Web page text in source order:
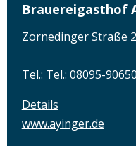
Brauereigasthof
Zornedinger Straße
Tel.: Tel.: 08095-90650
Details
www.ayinger.de